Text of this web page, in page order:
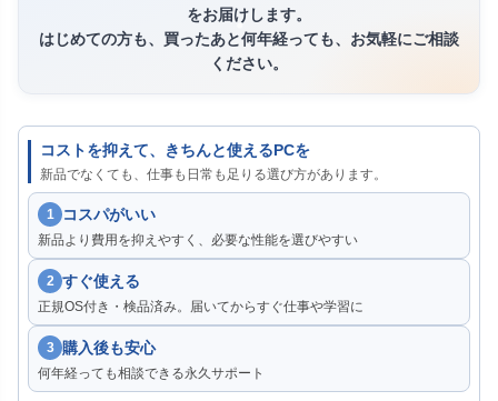
をお届けします。
はじめての方も、買ったあと何年経っても、お気軽にご相談
ください。
コストを抑えて、きちんと使えるPCを
新品でなくても、仕事も日常も足りる選び方があります。
1 コスパがいい
新品より費用を抑えやすく、必要な性能を選びやすい
2 すぐ使える
正規OS付き・検品済み。届いてからすぐ仕事や学習に
3 購入後も安心
何年経っても相談できる永久サポート